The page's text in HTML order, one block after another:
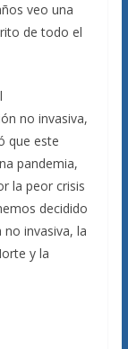
veo una
de todo el
no invasiva,
que este
pandemia,
la peor crisis
decidido
invasiva, la
y la